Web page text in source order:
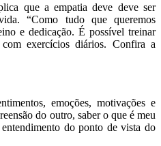
que a empatia deve deve ser
“Como tudo que queremos
e dedicação. É possível treinar
exercícios diários. Confira a
emoções, motivações e
do outro, saber o que é meu
do ponto de vista do